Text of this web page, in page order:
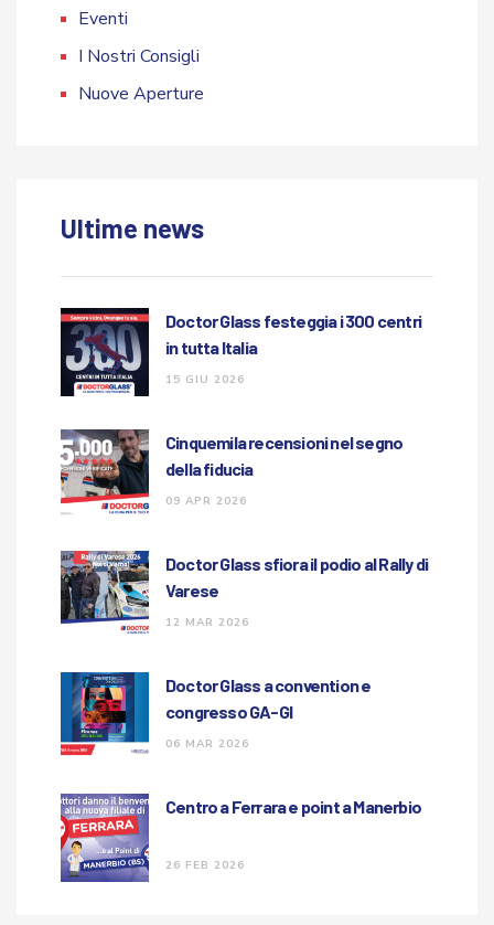
Eventi
I Nostri Consigli
Nuove Aperture
Ultime news
Doctor Glass festeggia i 300 centri
in tutta Italia
15 GIU 2026
Cinquemila recensioni nel segno
della fiducia
09 APR 2026
Doctor Glass sfiora il podio al Rally di
Varese
12 MAR 2026
Doctor Glass a convention e
congresso GA-GI
06 MAR 2026
Centro a Ferrara e point a Manerbio
26 FEB 2026